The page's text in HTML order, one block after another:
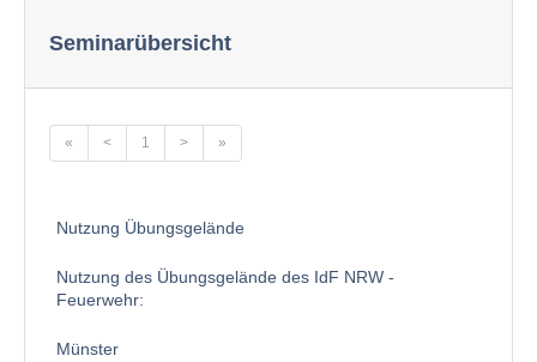
Seminarübersicht
« < 1 > »
Nutzung Übungsgelände
Nutzung des Übungsgelände des IdF NRW -
Feuerwehr:
Münster